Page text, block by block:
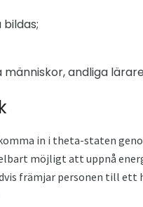
andliga
in i theta-staten
möjligt att uppnå
främjar personen till ett